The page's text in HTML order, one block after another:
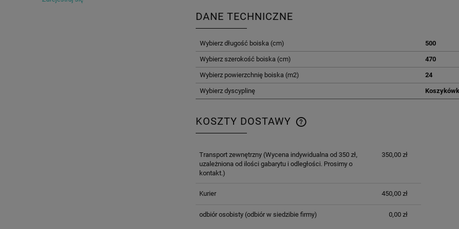
DANE TECHNICZNE
Wybierz długość boiska (cm) 500
Wybierz szerokość boiska (cm) 470
Wybierz powierzchnię boiska (m2) 24
Wybierz dyscyplinę
KOSZTY DOSTAWY
KOSZTÓW PŁATNOŚCI
Transport zewnętrzny(Wycena indywidualna od 350 zł,
uzależniona od ilości gabarytu i odległości. Prosimy o
kontakt.)
350,00 zł
Kurier 450,00 zł
odbiór osobisty(odbiór w siedzibie firmy) 0,00 zł